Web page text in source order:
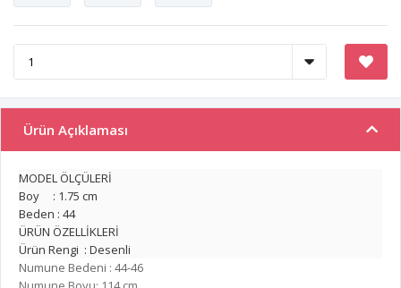
Ürün Açıklaması
MODEL ÖLÇÜLERİ
Boy : 1.75 cm
Beden : 44
ÜRÜN ÖZELLİKLERİ
Ürün Rengi : Desenli
Numune Bedeni : 44-46